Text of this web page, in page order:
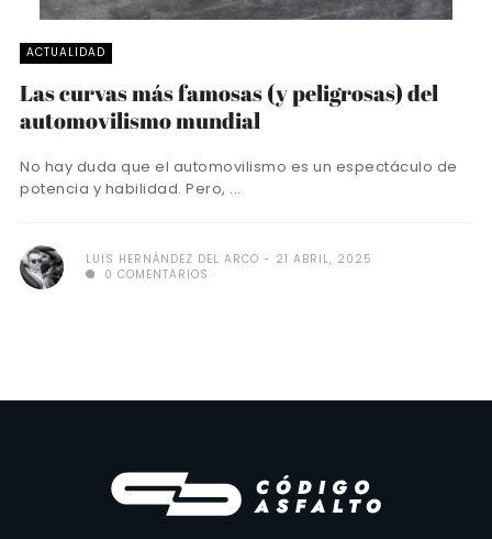
ACTUALIDAD
Las curvas más famosas (y peligrosas) del
automovilismo mundial
No hay duda que el automovilismo es un espectáculo de
potencia y habilidad. Pero, ...
LUIS HERNÁNDEZ DEL ARCO
21 ABRIL, 2025
0 COMENTARIOS